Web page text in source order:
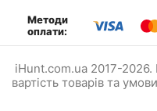
Методи
оплати:
iHunt.com.ua 2017-2026.
вартість товарів та